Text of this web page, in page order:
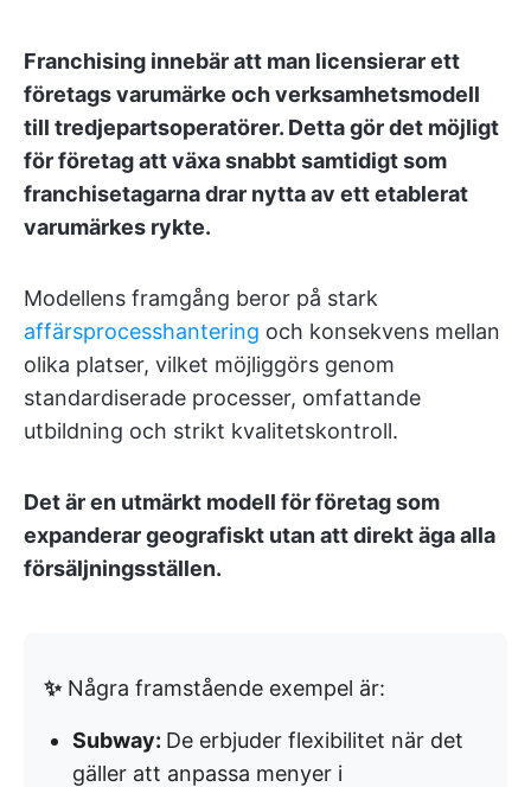
Franchising innebär att man licensierar ett
företags varumärke och verksamhetsmodell
till tredjepartsoperatörer. Detta gör det möjligt
för företag att växa snabbt samtidigt som
franchisetagarna drar nytta av ett etablerat
varumärkes rykte.
Modellens framgång beror på stark
affärsprocesshantering och konsekvens mellan
olika platser, vilket möjliggörs genom
standardiserade processer, omfattande
utbildning och strikt kvalitetskontroll.
Det är en utmärkt modell för företag som
expanderar geografiskt utan att direkt äga alla
försäljningsställen.
✨ Några framstående exempel är:
Subway: De erbjuder flexibilitet när det
gäller att anpassa menyer i